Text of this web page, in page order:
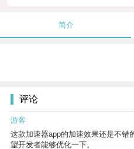
简介
评论
游客
这款加速器app的加速效果还是不错
望开发者能够优化一下。